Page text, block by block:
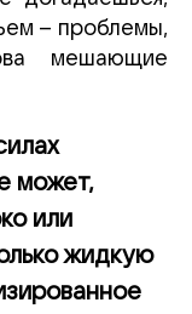
– проблемы,
мешающие
может,
или
жидкую